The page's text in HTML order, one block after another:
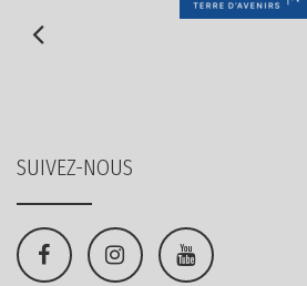
SUIVEZ-NOUS
Lien
Lien
Lien